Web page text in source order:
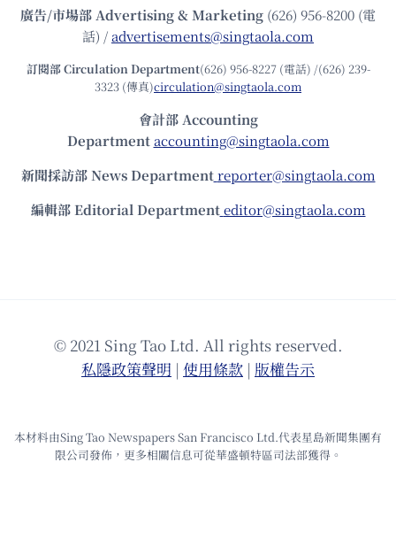
廣告/市場部Advertising & Marketing (626) 956-8200 (電
話) /advertisements@singtaola.com
訂閱部 Circulation Department(626) 956-8227 (電話) /(626) 239-
3323 (傳真)circulation@singtaola.com
會計部 Accounting
Department accounting@singtaola.com
新聞採訪部 News Department reporter@singtaola.com
編輯部 Editorial Department editor@singtaola.com
© 2021 Sing Tao Ltd. All rights reserved.
私隱政策聲明 | 使⽤條款 | 版權告⽰
本材料由Sing Tao Newspapers San Francisco Ltd.代表星島新聞集團有
限公司發佈，更多相關信息可從華盛頓特區司法部獲得。